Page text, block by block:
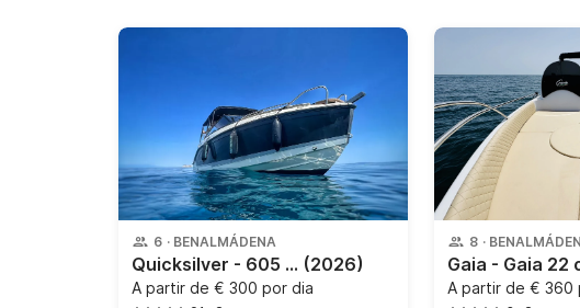
6 · BENALMÁDENA
Quicksilver - 605 ACTIV CRUISER (2026)
A partir de € 300 por dia
8 ·
A partir de € 360